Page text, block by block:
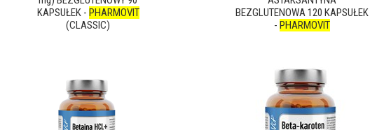
KAPSUŁEK - PHARMOVIT
(CLASSIC)
BEZGLUTENOWA 120 KAPSUŁEK
- PHARMOVIT